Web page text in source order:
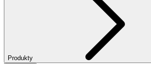
Produkty